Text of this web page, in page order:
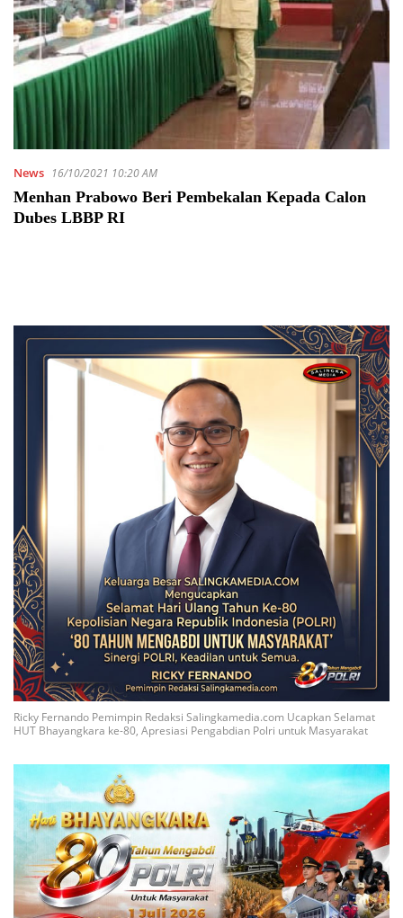
News 16/10/2021 10:20 AM
Menhan Prabowo Beri Pembekalan Kepada Calon
Dubes LBBP RI
Ricky Fernando Pemimpin Redaksi Salingkamedia.com Ucapkan Selamat
HUT Bhayangkara ke-80, Apresiasi Pengabdian Polri untuk Masyarakat